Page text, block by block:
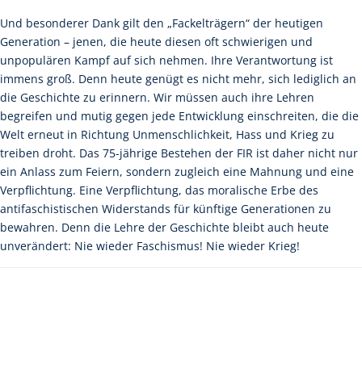
Und besonderer Dank gilt den „Fackelträgern“ der heutigen
Generation – jenen, die heute diesen oft schwierigen und
unpopulären Kampf auf sich nehmen. Ihre Verantwortung ist
immens groß. Denn heute genügt es nicht mehr, sich lediglich an
die Geschichte zu erinnern. Wir müssen auch ihre Lehren
begreifen und mutig gegen jede Entwicklung einschreiten, die die
Welt erneut in Richtung Unmenschlichkeit, Hass und Krieg zu
treiben droht. Das 75-jährige Bestehen der FIR ist daher nicht nur
ein Anlass zum Feiern, sondern zugleich eine Mahnung und eine
Verpflichtung. Eine Verpflichtung, das moralische Erbe des
antifaschistischen Widerstands für künftige Generationen zu
bewahren. Denn die Lehre der Geschichte bleibt auch heute
unverändert: Nie wieder Faschismus! Nie wieder Krieg!